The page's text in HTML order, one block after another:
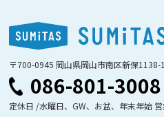
〒700-0945 岡山県岡山市南区新保1138-
086-801-3008
定休日 /水曜日、GW、お盆、年末年始